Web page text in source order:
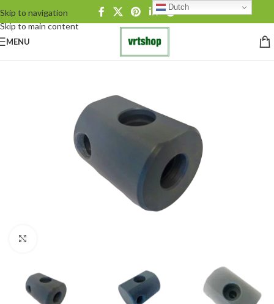
Skip to navigation
Skip to main content
MENU
Dutch